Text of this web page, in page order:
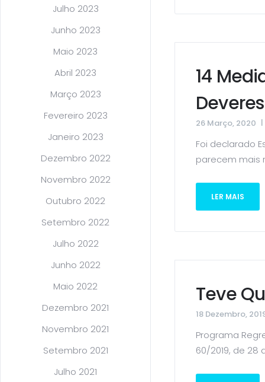
Julho 2023
Junho 2023
Maio 2023
Abril 2023
Março 2023
Fevereiro 2023
Janeiro 2023
Dezembro 2022
Novembro 2022
Outubro 2022
Setembro 2022
Julho 2022
Junho 2022
Maio 2022
Dezembro 2021
Novembro 2021
Setembro 2021
Julho 2021
14
26 Março, 2020
Foi declarado
parecem mais
LER MAIS
Teve
18 Dezembro,
Programa
60/2019, de 28